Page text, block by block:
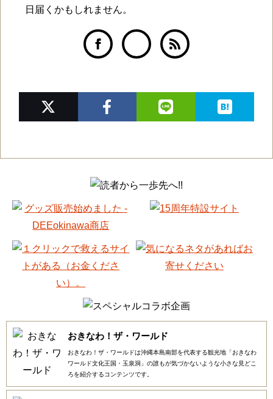
日届くかもしれません。
おきなわ！ザ・ワールド
おきなわ！ザ・ワールドは沖縄本島南部を代表する観光地「おきなわ
ワールド文化王国・玉泉洞」の誰もが気づかないような小さな見どこ
ろを紹介するコンテンツです。